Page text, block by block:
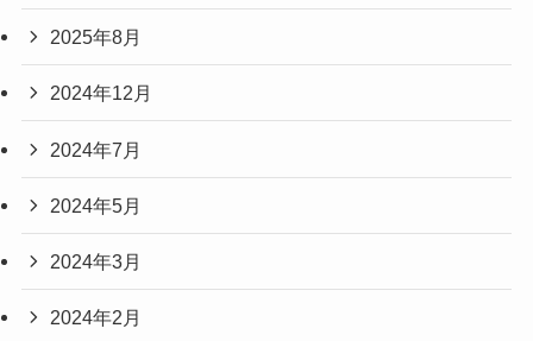
2025年8月
2024年12月
2024年7月
2024年5月
2024年3月
2024年2月